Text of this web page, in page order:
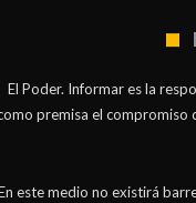
El Poder. Informar es la
premisa el compromiso
este medio no existirá